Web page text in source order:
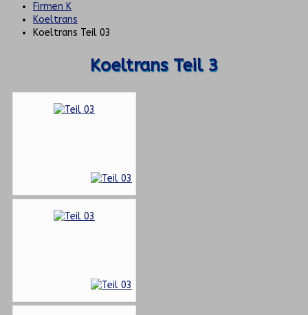
Firmen K
Koeltrans
Koeltrans Teil 03
Koeltrans Teil 3